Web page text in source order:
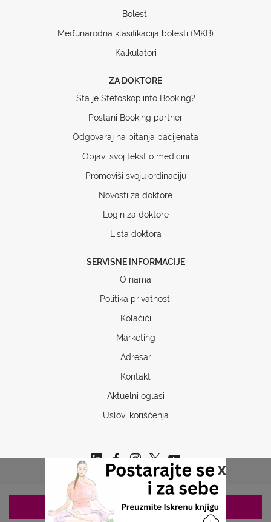
x
Bolesti
Međunarodna klasifikacija bolesti (MKB)
Kalkulatori
ZA DOKTORE
Šta je Stetoskop.info Booking?
Postani Booking partner
Odgovaraj na pitanja pacijenata
Objavi svoj tekst o medicini
Promoviši svoju ordinaciju
Novosti za doktore
Login za doktore
Lista doktora
SERVISNE INFORMACIJE
O nama
Politika privatnosti
Kolačići
Marketing
Adresar
Kontakt
Aktuelni oglasi
Uslovi korišćenja
Copyrights © 2026 Sva prava www.stetoskop.info
ZAKAZIVANJE 063/687-460